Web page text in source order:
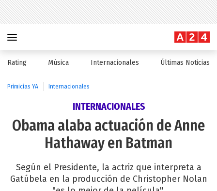
Rating Música Internacionales Últimas Noticias
Primicias YA Internacionales
INTERNACIONALES
Obama alaba actuación de Anne
Hathaway en Batman
Según el Presidente, la actriz que interpreta a
Gatúbela en la producción de Christopher Nolan